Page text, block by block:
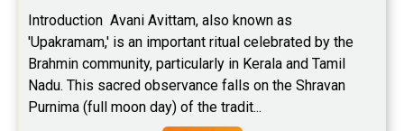
Free Chinese Compatibility Reviews
Free Feng Shui Reviews
Free Panchanga Predictions Reviews
Introduction  Avani Avittam, also known as
'Upakramam,' is an important ritual celebrated by the
Brahmin community, particularly in Kerala and Tamil
Nadu. This sacred observance falls on the Shravan
Purnima (full moon day) of the tradit...